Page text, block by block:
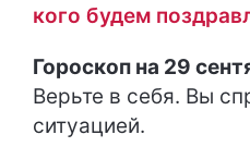
кого будем
Гороскоп на 29
Верьте в себя. Вы
ситуацией.